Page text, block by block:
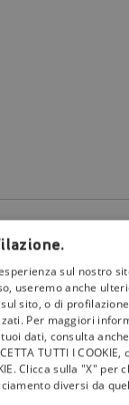
sul nostro
useremo anche
sito, o di
Per maggiori
dati, consulta
TUTTI I
Clicca sulla "X"
diversi da